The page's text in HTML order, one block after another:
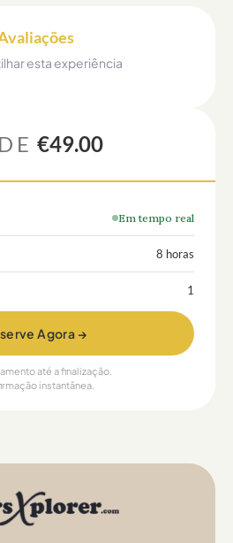
esta experiência
€49.00
Em tempo real
8 horas
1
Agora →
até a finalização.
instantânea.